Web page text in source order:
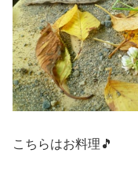
こちらはお料理🎵